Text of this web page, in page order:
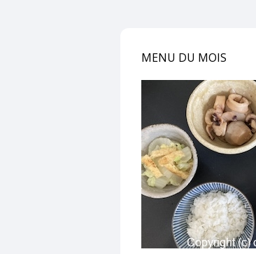
MENU DU MOIS